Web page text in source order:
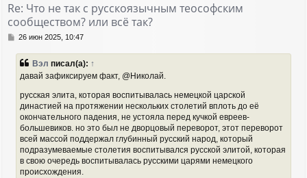
Re: Что не так с русскоязычным теософским
сообществом? или всё так?
С
о
щ
26 июн 2025, 10:47
Вэл писал(а): ↑
давай зафиксируем факт, @Николай.
русская элита, которая воспитывалась немецкой царской
династией на протяжении нескольких столетий вплоть до её
окончательного падения, не устояла перед кучкой евреев-
большевиков. но это был не дворцовый переворот, этот переворот
всей массой поддержал глубинный русский народ, который
подразумеваемые столетия воспитывался русской элитой, которая
в свою очередь воспитывалась русскими царями немецкого
происхождения.